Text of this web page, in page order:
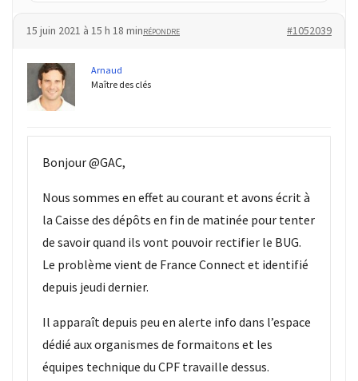
15 juin 2021 à 15 h 18 min #1052039
RÉPONDRE
Arnaud
Maître des clés
Bonjour @GAC,
Nous sommes en effet au courant et avons écrit à
la Caisse des dépôts en fin de matinée pour tenter
de savoir quand ils vont pouvoir rectifier le BUG.
Le problème vient de France Connect et identifié
depuis jeudi dernier.
Il apparaît depuis peu en alerte info dans l’espace
dédié aux organismes de formaitons et les
équipes technique du CPF travaille dessus.